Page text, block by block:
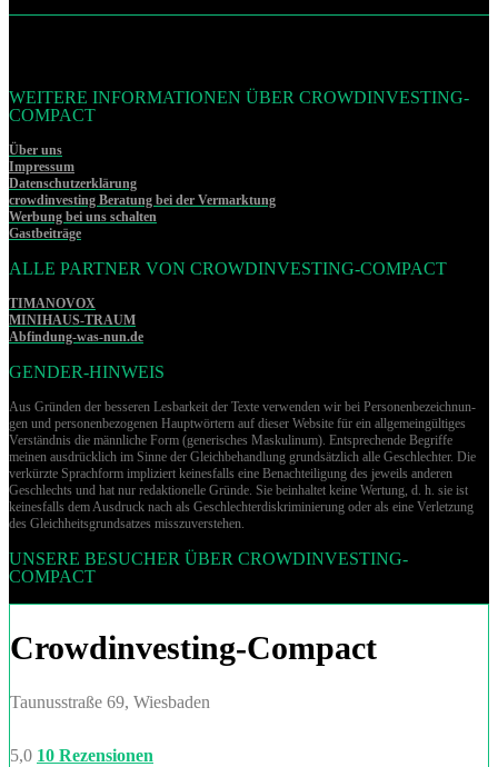
WEITERE INFORMATIONEN ÜBER CROWDINVESTING-
COMPACT
Über uns
Impressum
Datenschutzerklärung
crowdinvesting Beratung bei der Vermarktung
Werbung bei uns schalten
Gastbeiträge
ALLE PARTNER VON CROWDINVESTING-COMPACT
TIMANOVOX
MINIHAUS-TRAUM
Abfindung-was-nun.de
GENDER-HINWEIS
Aus Gründen der besseren Lesbarkeit der Texte verwenden wir bei Per­so­nen­be­zeich­nun­
gen und per­so­nen­be­zo­ge­nen Hauptwörtern auf dieser Website für ein allgemeingültiges
Verständnis die männliche Form (generisches Maskulinum). Entsprechende Begriffe
meinen ausdrücklich im Sinne der Gleichbehandlung grund­sätz­lich alle Geschlechter. Die
verkürzte Sprachform impliziert keinesfalls eine Benachteiligung des jeweils anderen
Geschlechts und hat nur redaktionelle Gründe. Sie beinhaltet keine Wertung, d. h. sie ist
keinesfalls dem Ausdruck nach als Geschlechterdiskriminierung oder als eine Verletzung
des Gleich­heits­grund­sat­zes misszuverstehen.
UNSERE BESUCHER ÜBER CROWDINVESTING-
COMPACT
Crowdinvesting-Compact
Taunusstraße 69, Wiesbaden
5,0 10 Rezensionen